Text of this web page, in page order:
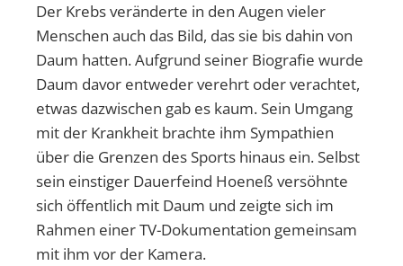
Der Krebs veränderte in den Augen vieler
Menschen auch das Bild, das sie bis dahin von
Daum hatten. Aufgrund seiner Biografie wurde
Daum davor entweder verehrt oder verachtet,
etwas dazwischen gab es kaum. Sein Umgang
mit der Krankheit brachte ihm Sympathien
über die Grenzen des Sports hinaus ein. Selbst
sein einstiger Dauerfeind Hoeneß versöhnte
sich öffentlich mit Daum und zeigte sich im
Rahmen einer TV-Dokumentation gemeinsam
mit ihm vor der Kamera.